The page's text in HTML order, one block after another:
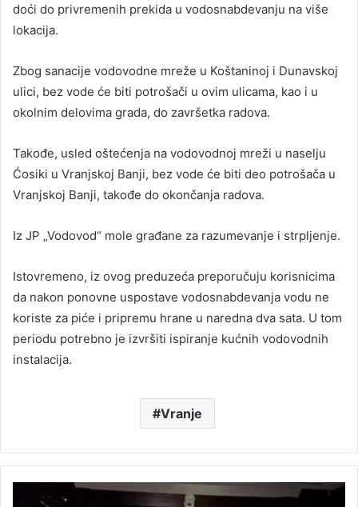
doći do privremenih prekida u vodosnabdevanju na više
lokacija.
Zbog sanacije vodovodne mreže u Koštaninoj i Dunavskoj
ulici, bez vode će biti potrošači u ovim ulicama, kao i u
okolnim delovima grada, do završetka radova.
Takođe, usled oštećenja na vodovodnoj mreži u naselju
Ćosiki u Vranjskoj Banji, bez vode će biti deo potrošača u
Vranjskoj Banji, takođe do okončanja radova.
Iz JP „Vodovod“ mole građane za razumevanje i strpljenje.
Istovremeno, iz ovog preduzeća preporučuju korisnicima
da nakon ponovne uspostave vodosnabdevanja vodu ne
koriste za piće i pripremu hrane u naredna dva sata. U tom
periodu potrebno je izvršiti ispiranje kućnih vodovodnih
instalacija.
Vranje